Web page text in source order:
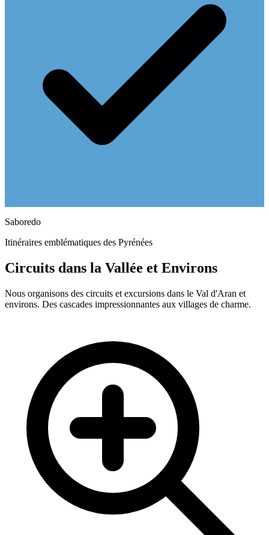
Saboredo
Itinéraires emblématiques des Pyrénées
Circuits dans la Vallée et Environs
Nous organisons des circuits et excursions dans le Val d'Aran et
environs. Des cascades impressionnantes aux villages de charme.